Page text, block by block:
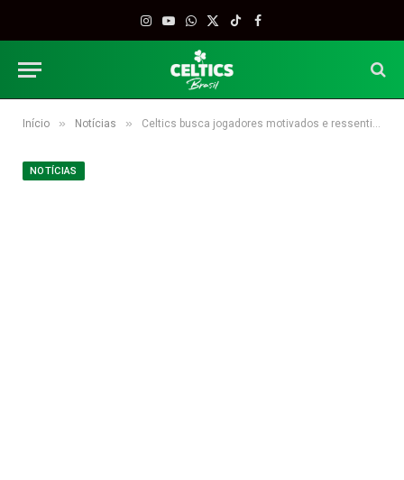
Instagram
YouTube
WhatsApp
X
TikTokFacebook
Início » Notícias » Celtics busca jogadores motivados e ressentidos, afirma Stevens
NOTÍCIAS